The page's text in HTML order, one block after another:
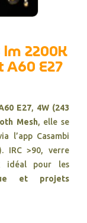
2200K
A60 E27
E27, 4W (243
Mesh, elle se
l’app Casambi
IRC >90, verre
idéal pour les
et projets